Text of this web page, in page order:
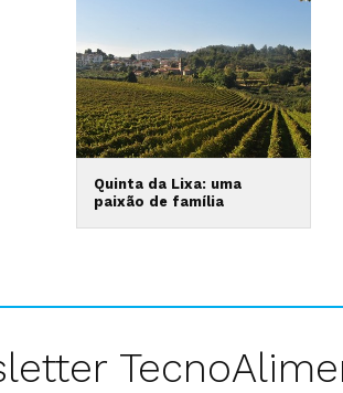
Quinta da Lixa: uma
paixão de família